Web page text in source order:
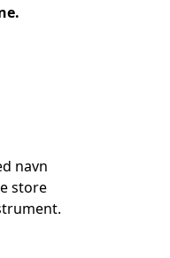
navn
store